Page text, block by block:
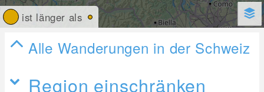
ist länger als
Alle Wanderungen in der Schweiz
Region einschränken